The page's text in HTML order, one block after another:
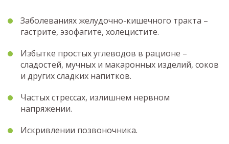
Заболеваниях желудочно-кишечного тракта –
гастрите, эзофагите, холецистите.
Избытке простых углеводов в рационе –
сладостей, мучных и макаронных изделий, соков
и других сладких напитков.
Частых стрессах, излишнем нервном
напряжении.
Искривлении позвоночника.